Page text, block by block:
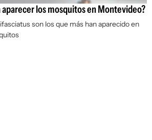
los mosquitos en Montevideo?
son los que más han aparecido en